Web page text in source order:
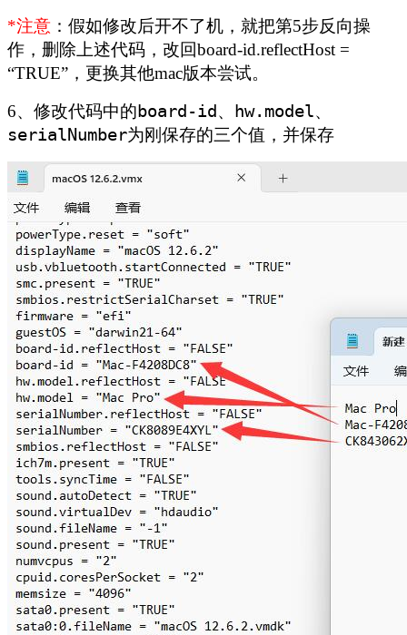
*注意 ：假如修改后开不了机，就把第5步反向操
作，删除上述代码，改回board-id.reflectHost =
“TRUE”，更换其他mac版本尝试。
6、修改代码中的board-id、hw.model、
serialNumber为刚保存的三个值，并保存